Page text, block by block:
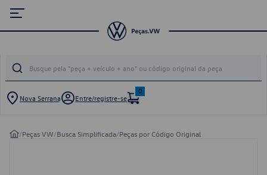
Nova Serrana Entre/registre-se
0
/Peças VW/Busca Simplificada/Peças por Código Original